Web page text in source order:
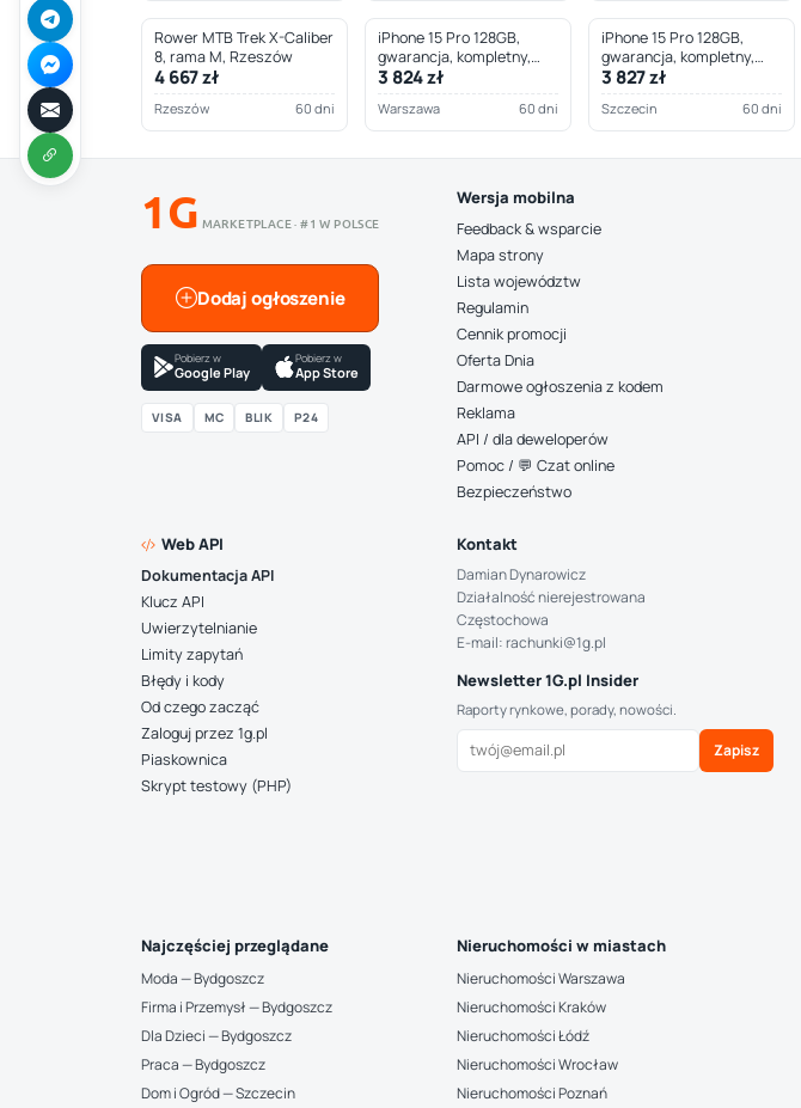
Rower MTB Trek X-Caliber
8, rama M, Rzeszów
4 667 zł
Rzeszów 60 dni
iPhone 15 Pro 128GB,
gwarancja, kompletny,
Warszawa
3 824 zł
Warszawa 60 dni
iPhone 15 Pro 128GB,
gwarancja, kompletny,
Szczecin
3 827 zł
Szczecin 60 dni
1G MARKETPLACE · #1 W POLSCE
Dodaj ogłoszenie
Pobierz w
Google Play
Pobierz w
App Store
VISA MC BLIK P24
Wersja mobilna
Feedback & wsparcie
Mapa strony
Lista województw
Regulamin
Cennik promocji
Oferta Dnia
Darmowe ogłoszenia z kodem
Reklama
API / dla deweloperów
Pomoc / 💬 Czat online
Bezpieczeństwo
Web API
Dokumentacja API
Klucz API
Uwierzytelnianie
Limity zapytań
Błędy i kody
Od czego zacząć
Zaloguj przez 1g.pl
Piaskownica
Skrypt testowy (PHP)
Kontakt
Damian Dynarowicz
Działalność nierejestrowana
Częstochowa
E-mail: rachunki@1g.pl
Newsletter 1G.pl Insider
Raporty rynkowe, porady, nowości.
Zapisz
Najczęściej przeglądane
Moda — Bydgoszcz
Firma i Przemysł — Bydgoszcz
Dla Dzieci — Bydgoszcz
Praca — Bydgoszcz
Dom i Ogród — Szczecin
Nieruchomości w miastach
Nieruchomości Warszawa
Nieruchomości Kraków
Nieruchomości Łódź
Nieruchomości Wrocław
Nieruchomości Poznań